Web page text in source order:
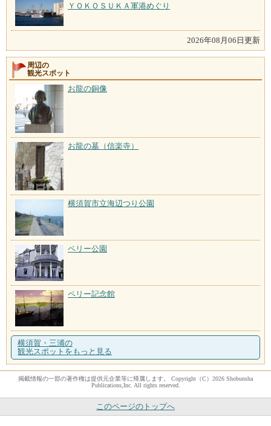
ＹＯＫＯＳＵＫＡ軍港めぐり
2026年08月06日更新
周辺の
観光スポット
お龍の銅像
お龍の墓（信楽寺）
横須賀市立海辺つり公園
ペリー公園
ペリー記念館
横須賀・三浦の
観光スポットをもっと見る
掲載情報の一部の著作権は提供元企業等に帰属します。 Copyright（C）2026 Shobunsha
Publications,Inc. All rights reserved.
このページのトップへ